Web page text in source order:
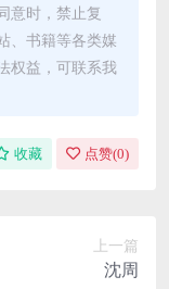
意时，禁止复
、书籍等各类媒
权益，可联系我
收藏 点赞(0)
上一篇
沈周